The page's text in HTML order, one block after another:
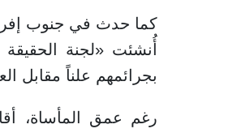
كما حدث في جنوب
أُنشئت «لجنة الحقيقة
بجرائمهم علناً مقابل
رغم عمق المأساة،